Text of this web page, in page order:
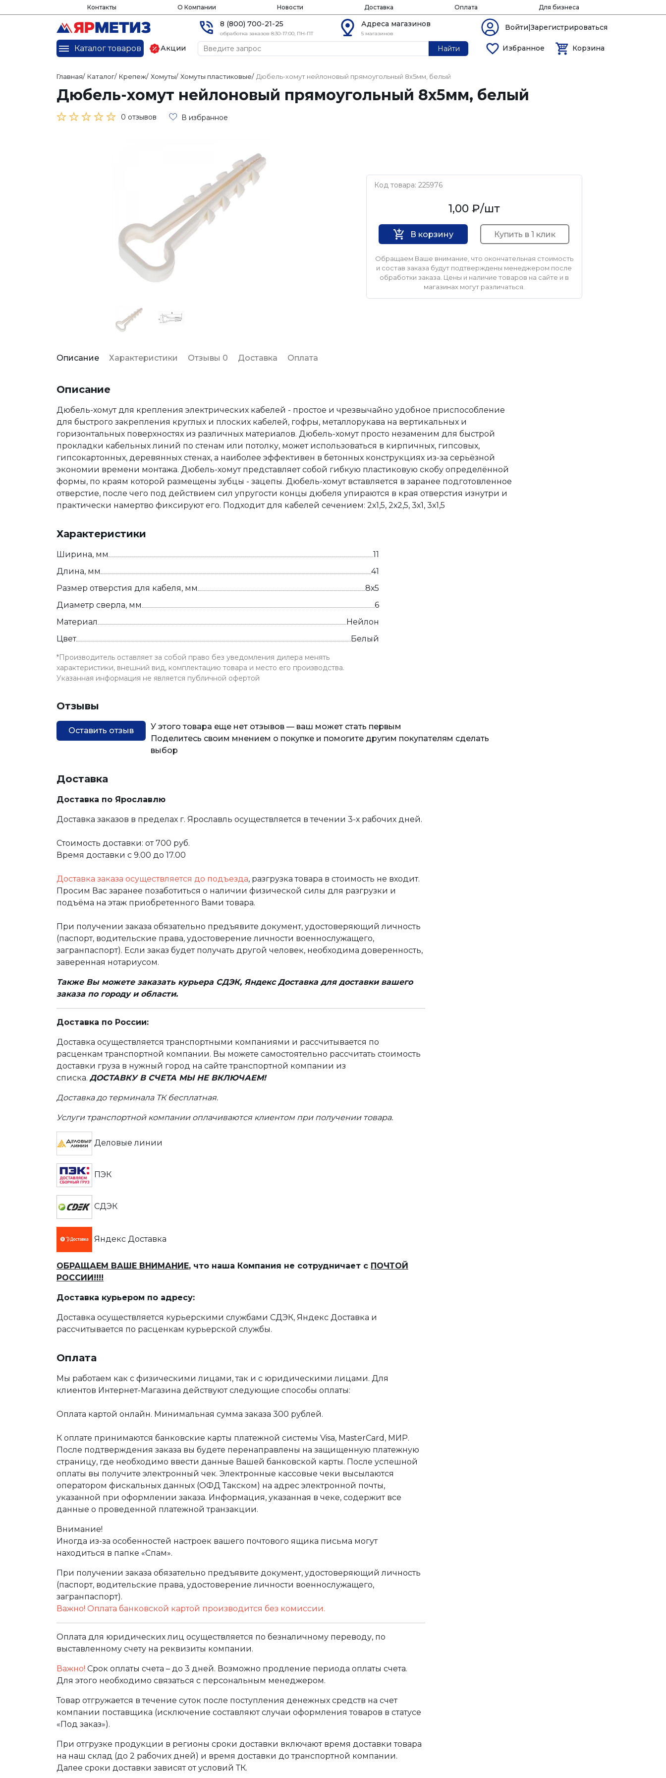
Контакты О Компании Новости Доставка Оплата Для бизнеса
8 (800) 700-21-25
обработка заказов 8:30-17:00, ПН-ПТ
Адреса магазинов
5 магазинов
Войти|Зарегистрироваться
Каталог товаров Акции Найти Избранное Корзина
Главная/ Каталог/ Крепеж/ Хомуты/ Хомуты пластиковые/ Дюбель-хомут нейлоновый прямоугольный 8х5мм, белый
Дюбель-хомут нейлоновый прямоугольный 8х5мм, белый
0 отзывов В избранное
Код товара: 225976
1,00 ₽/шт
В корзину Купить в 1 клик
Обращаем Ваше внимание, что окончательная стоимость
и состав заказа будут подтверждены менеджером после
обработки заказа. Цены и наличие товаров на сайте и в
магазинах могут различаться.
Описание Характеристики Отзывы 0 Доставка Оплата
Описание
Дюбель-хомут для крепления электрических кабелей - простое и чрезвычайно удобное приспособление
для быстрого закрепления круглых и плоских кабелей, гофры, металлорукава на вертикальных и
горизонтальных поверхностях из различных материалов. Дюбель-хомут просто незаменим для быстрой
прокладки кабельных линий по стенам или потолку, может использоваться в кирпичных, гипсовых,
гипсокартонных, деревянных стенах, а наиболее эффективен в бетонных конструкциях из-за серьёзной
экономии времени монтажа. Дюбель-хомут представляет собой гибкую пластиковую скобу определённой
формы, по краям которой размещены зубцы - зацепы. Дюбель-хомут вставляется в заранее подготовленное
отверстие, после чего под действием сил упругости концы дюбеля упираются в края отверстия изнутри и
практически намертво фиксируют его. Подходит для кабелей сечением: 2х1,5, 2х2,5, 3х1, 3х1,5
Характеристики
Ширина, мм
11
Длина, мм
41
Размер отверстия для кабеля, мм
8х5
Диаметр сверла, мм
6
Материал
Нейлон
Цвет
Белый
*Производитель оставляет за собой право без уведомления дилера менять
характеристики, внешний вид, комплектацию товара и место его производства.
Указанная информация не является публичной офертой
Отзывы
Оставить отзыв
У этого товара еще нет отзывов — ваш может стать первым
Поделитесь своим мнением о покупке и помогите другим покупателям сделать
выбор
Доставка
Доставка по Ярославлю
Доставка заказов в пределах г. Ярославль осуществляется в течении 3-х рабочих дней.
Стоимость доставки: от 700 руб.
Время доставки с 9.00 до 17.00
Доставка заказа осуществляется до подъезда, разгрузка товара в стоимость не входит.
Просим Вас заранее позаботиться о наличии физической силы для разгрузки и
подъёма на этаж приобретенного Вами товара.
При получении заказа обязательно предъявите документ, удостоверяющий личность
(паспорт, водительские права, удостоверение личности военнослужащего,
загранпаспорт). Если заказ будет получать другой человек, необходима доверенность,
заверенная нотариусом.
Также Вы можете заказать курьера СДЭК, Яндекс Доставка для доставки вашего
заказа по городу и области.
Доставка по России:
Доставка осуществляется транспортными компаниями и рассчитывается по
расценкам транспортной компании. Вы можете самостоятельно рассчитать стоимость
доставки груза в нужный город на сайте транспортной компании из
списка. ДОСТАВКУ В СЧЕТА МЫ НЕ ВКЛЮЧАЕМ!
Доставка до терминала ТК бесплатная.
Услуги транспортной компании оплачиваются клиентом при получении товара.
Деловые линии
ПЭК
СДЭК
Яндекс Доставка
ОБРАЩАЕМ ВАШЕ ВНИМАНИЕ, что наша Компания не сотрудничает с ПОЧТОЙ
РОССИИ!!!!
Доставка курьером по адресу:
Доставка осуществляется курьерскими службами СДЭК, Яндекс Доставка и
рассчитывается по расценкам курьерской службы.
Оплата
Мы работаем как с физическими лицами, так и с юридическими лицами. Для
клиентов Интернет-Магазина действуют следующие способы оплаты:
Оплата картой онлайн. Минимальная сумма заказа 300 рублей.
К оплате принимаются банковские карты платежной системы Visa, MasterCard, МИР.
После подтверждения заказа вы будете перенаправлены на защищенную платежную
страницу, где необходимо ввести данные Вашей банковской карты. После успешной
оплаты вы получите электронный чек. Электронные кассовые чеки высылаются
оператором фискальных данных (ОФД Такском) на адрес электронной почты,
указанной при оформлении заказа. Информация, указанная в чеке, содержит все
данные о проведенной платежной транзакции.
Внимание!
Иногда из-за особенностей настроек вашего почтового ящика письма могут
находиться в папке «Спам».
При получении заказа обязательно предъявите документ, удостоверяющий личность
(паспорт, водительские права, удостоверение личности военнослужащего,
загранпаспорт).
Важно! Оплата банковской картой производится без комиссии.
Оплата для юридических лиц осуществляется по безналичному переводу, по
выставленному счету на реквизиты компании.
Важно! Срок оплаты счета – до 3 дней. Возможно продление периода оплаты счета.
Для этого необходимо связаться с персональным менеджером.
Товар отгружается в течение суток после поступления денежных средств на счет
компании поставщика (исключение составляют случаи оформления товаров в статусе
«Под заказ»).
При отгрузке продукции в регионы сроки доставки включают время доставки товара
на наш склад (до 2 рабочих дней) и время доставки до транспортной компании.
Далее сроки доставки зависят от условий ТК.